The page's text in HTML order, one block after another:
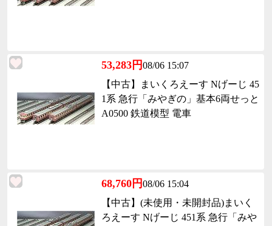
53,283円08/06 15:07
【中古】まいくろえーす Nげーじ 45
1系 急行「みやぎの」基本6両せっと
A0500 鉄道模型 電車
68,760円08/06 15:04
【中古】(未使用・未開封品)まいく
ろえーす Nげーじ 451系 急行「みや